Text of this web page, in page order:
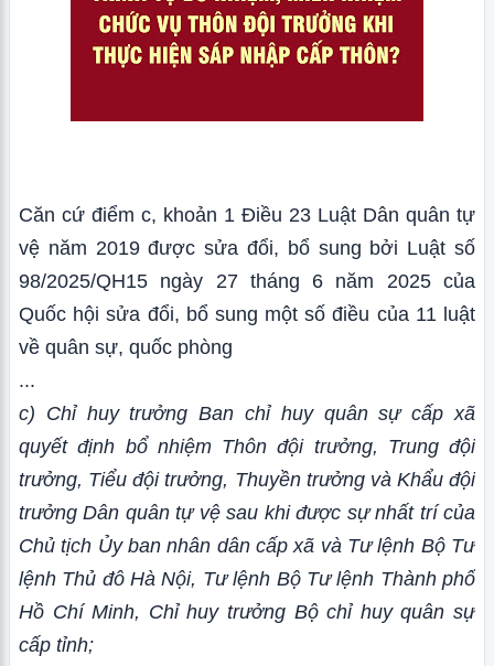
Căn cứ điểm c, khoản 1 Điều 23 Luật Dân quân tự
vệ năm 2019 được sửa đổi, bổ sung bởi Luật số
98/2025/QH15 ngày 27 tháng 6 năm 2025 của
Quốc hội sửa đổi, bổ sung một số điều của 11 luật
về quân sự, quốc phòng
...
c) Chỉ huy trưởng Ban chỉ huy quân sự cấp xã
quyết định bổ nhiệm Thôn đội trưởng, Trung đội
trưởng, Tiểu đội trưởng, Thuyền trưởng và Khẩu đội
trưởng Dân quân tự vệ sau khi được sự nhất trí của
Chủ tịch Ủy ban nhân dân cấp xã và Tư lệnh Bộ Tư
lệnh Thủ đô Hà Nội, Tư lệnh Bộ Tư lệnh Thành phố
Hồ Chí Minh, Chỉ huy trưởng Bộ chỉ huy quân sự
cấp tỉnh;